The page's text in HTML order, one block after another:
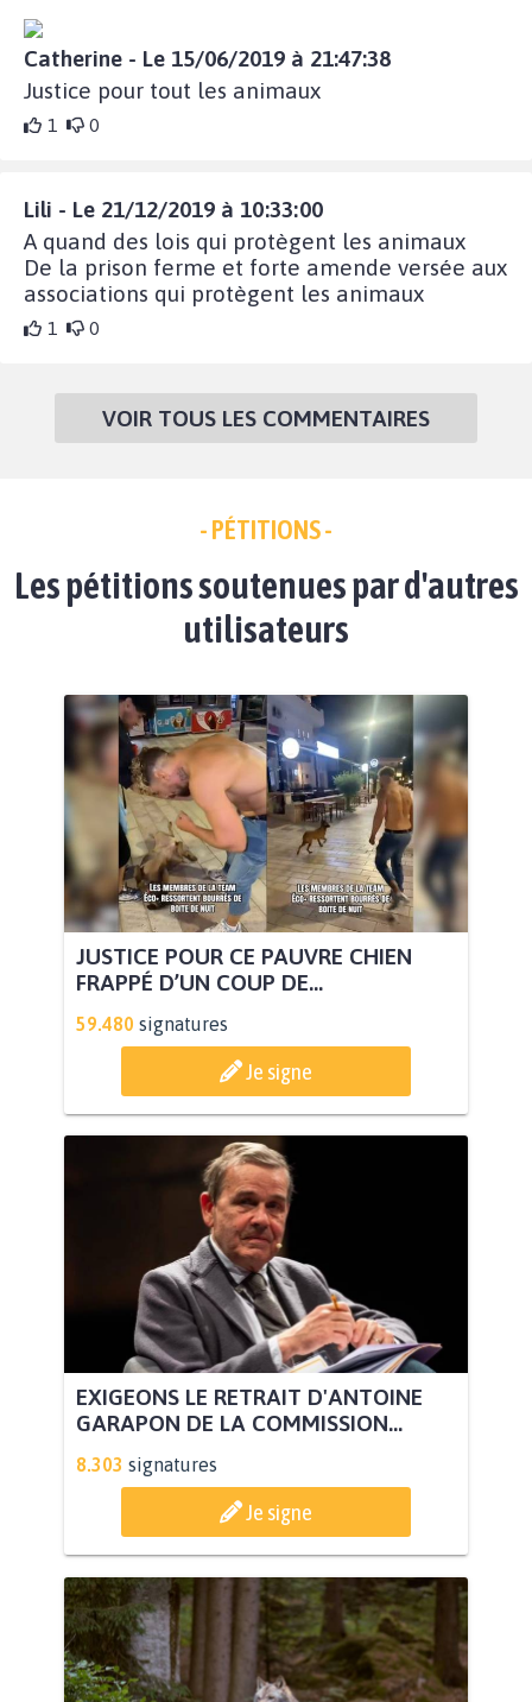
Catherine - Le 15/06/2019 à 21:47:38
Justice pour tout les animaux
1 0
Lili - Le 21/12/2019 à 10:33:00
A quand des lois qui protègent les animaux
De la prison ferme et forte amende versée aux
associations qui protègent les animaux
1 0
VOIR TOUS LES COMMENTAIRES
- PÉTITIONS -
Les pétitions soutenues par d'autres
utilisateurs
JUSTICE POUR CE PAUVRE CHIEN
FRAPPÉ D’UN COUP DE...
59.480 signatures
Je signe
EXIGEONS LE RETRAIT D'ANTOINE
GARAPON DE LA COMMISSION...
8.303 signatures
Je signe